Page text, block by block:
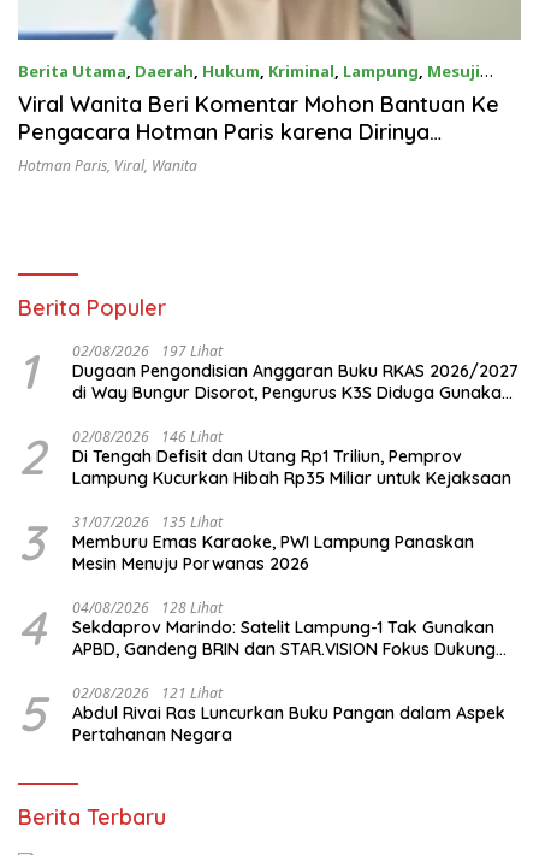
Berita Utama, Daerah, Hukum, Kriminal, Lampung, Mesuji
06/12/2022
Viral Wanita Beri Komentar Mohon Bantuan Ke
Pengacara Hotman Paris karena Dirinya
Ditetapkan Sebagai Tersangka
Hotman Paris, Viral, Wanita
Berita Populer
1 02/08/2026 197 Lihat
Dugaan Pengondisian Anggaran Buku RKAS 2026/2027
di Way Bungur Disorot, Pengurus K3S Diduga Gunakan
2 02/08/2026 146 Lihat
Di Tengah Defisit dan Utang Rp1 Triliun, Pemprov
Lampung Kucurkan Hibah Rp35 Miliar untuk Kejaksaan
3 31/07/2026 135 Lihat
Memburu Emas Karaoke, PWI Lampung Panaskan
Mesin Menuju Porwanas 2026
4 04/08/2026 128 Lihat
Sekdaprov Marindo: Satelit Lampung-1 Tak Gunakan
APBD, Gandeng BRIN dan STAR.VISION Fokus Dukung
5 02/08/2026 121 Lihat
Abdul Rivai Ras Luncurkan Buku Pangan dalam Aspek
Pertahanan Negara
Berita Terbaru